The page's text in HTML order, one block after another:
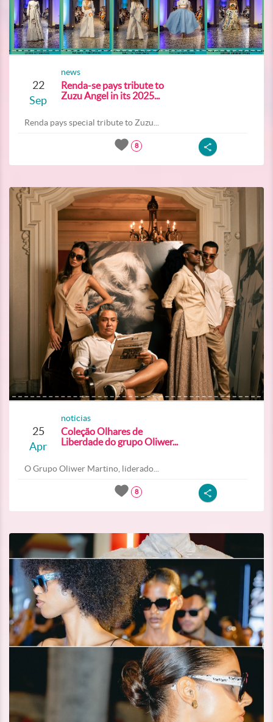
22
Sep
news
Renda-se pays tribute to
Zuzu Angel in its 2025...
Renda pays special tribute to Zuzu...
8
25
Apr
noticias
Coleção Olhares de
Liberdade do grupo Oliwer...
O Grupo Oliwer Martino, liderado...
8